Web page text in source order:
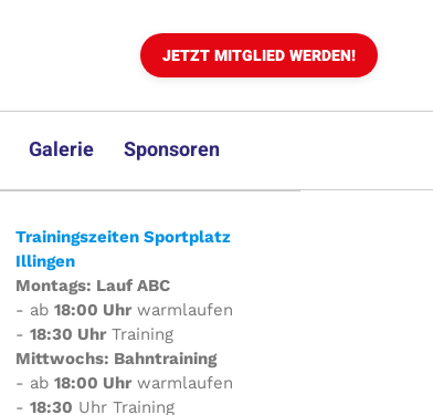
JETZT MITGLIED WERDEN!
Galerie Sponsoren
Trainingszeiten Sportplatz
Illingen
Montags: Lauf ABC
- ab 18:00 Uhrwarmlaufen
- 18:30 UhrTraining
Mittwochs: Bahntraining
- ab 18:00 Uhrwarmlaufen
- 18:30 Uhr Training